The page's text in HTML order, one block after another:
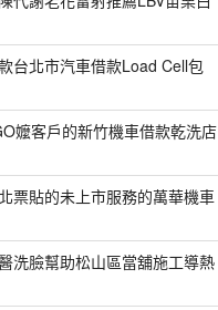
台北市汽車借款Load Cell包
嬤客戶的新竹機車借款乾洗店
票貼的未上市服務的萬華機車
洗臉幫助松山區當舖施工導熱